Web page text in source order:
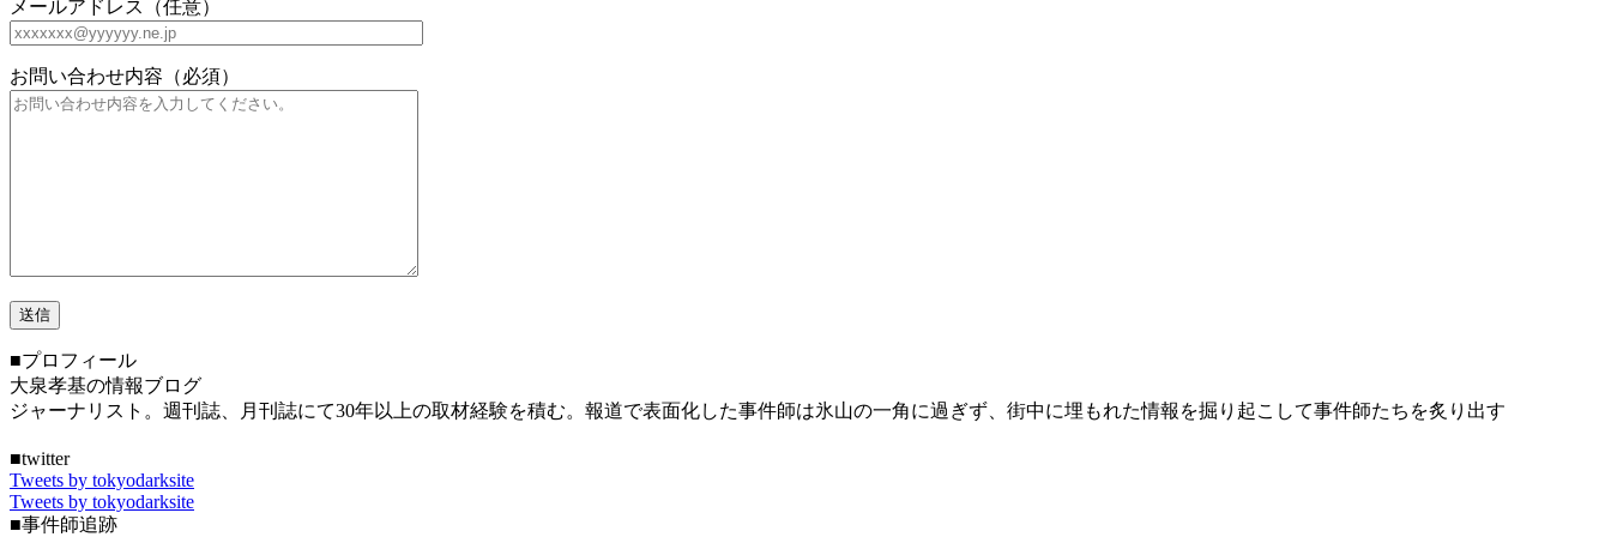
メールアドレス（任意）
お問い合わせ内容（必須）
■プロフィール
大泉孝基の情報ブログ
ジャーナリスト。週刊誌、月刊誌にて30年以上の取材経験を積む。報道で表面化した事件師は氷山の一角に過ぎず、街中に埋もれた情報を掘り起こして事件師たちを炙り出す
■twitter
Tweets by tokyodarksite
Tweets by tokyodarksite
■事件師追跡